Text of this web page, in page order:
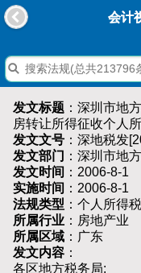
发文标题 ：深圳市地
房转让所得征收个人
发文文号 ：深地税发
发文部门 ：深圳市地
发文时间 ：2006-8-1
实施时间 ：2006-8-1
法规类型 ：个人所得税
所属行业 ：房地产业
所属区域 ：广东
发文内容 ：
各区地方税务局: